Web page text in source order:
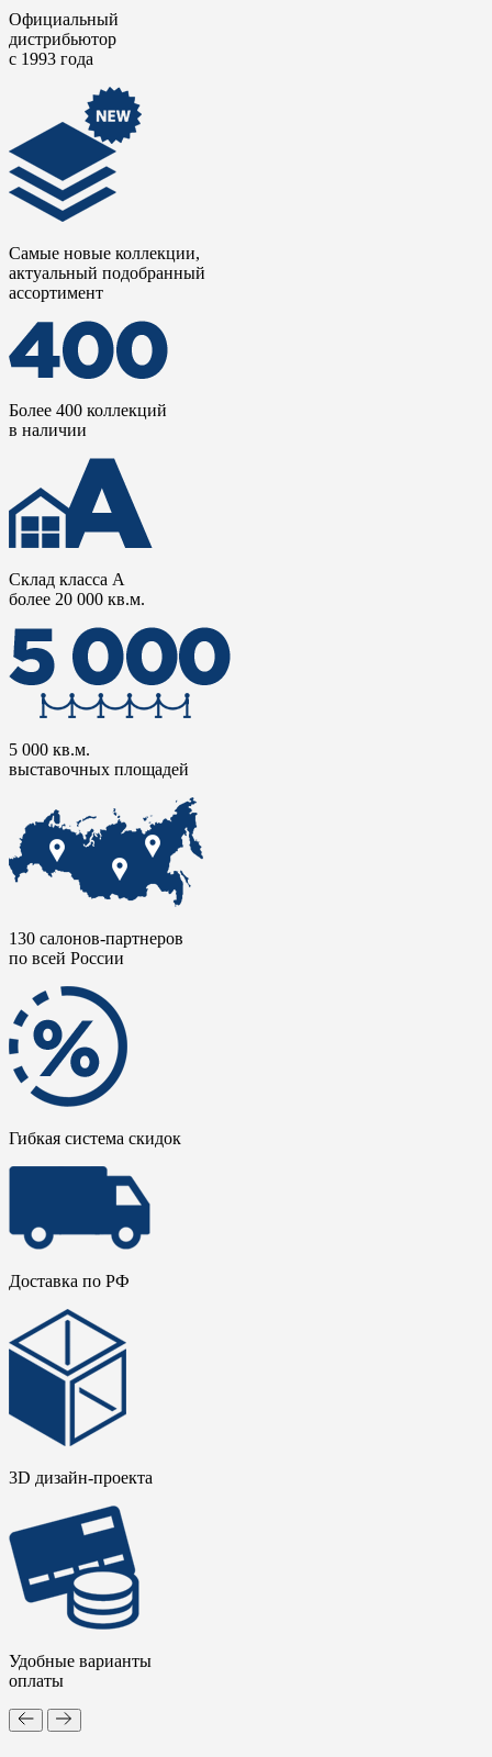
Официальный
дистрибьютор
с 1993 года
Самые новые коллекции,
актуальный подобранный
ассортимент
Более 400 коллекций
в наличии
Склад класса А
более 20 000 кв.м.
5 000 кв.м.
выставочных площадей
130 салонов-партнеров
по всей России
Гибкая система скидок
Доставка по РФ
3D дизайн-проекта
Удобные варианты
оплаты